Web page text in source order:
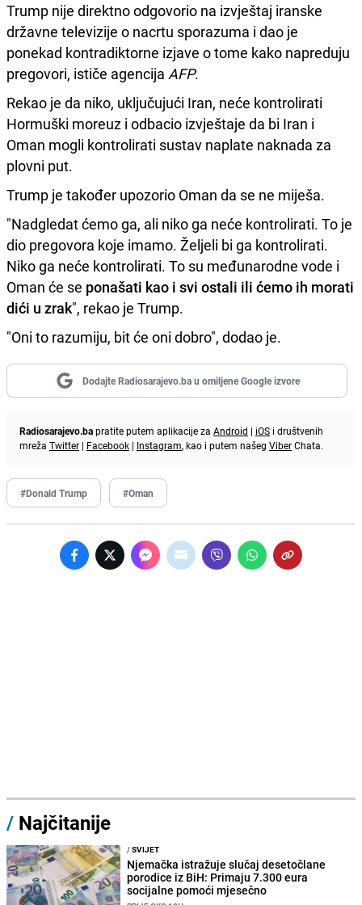
Trump nije direktno odgovorio na izvještaj iranske
državne televizije o nacrtu sporazuma i dao je
ponekad kontradiktorne izjave o tome kako napreduju
pregovori, ističe agencija AFP.
Rekao je da niko, uključujući Iran, neće kontrolirati
Hormuški moreuz i odbacio izvještaje da bi Iran i
Oman mogli kontrolirati sustav naplate naknada za
plovni put.
Trump je također upozorio Oman da se ne miješa.
"Nadgledat ćemo ga, ali niko ga neće kontrolirati. To je
dio pregovora koje imamo. Željeli bi ga kontrolirati.
Niko ga neće kontrolirati. To su međunarodne vode i
Oman će se ponašati kao i svi ostali ili ćemo ih morati
dići u zrak", rekao je Trump.
"Oni to razumiju, bit će oni dobro", dodao je.
Dodajte Radiosarajevo.ba u omiljene Google izvore
Radiosarajevo.bapratite putem aplikacije za Android | iOS i društvenih
mreža Twitter | Facebook | Instagram, kao i putem našeg ViberChata.
#Donald Trump #Oman
/ Najčitanije
/SVIJET
Njemačka istražuje slučaj desetočlane
porodice iz BiH: Primaju 7.300 eura
socijalne pomoći mjesečno